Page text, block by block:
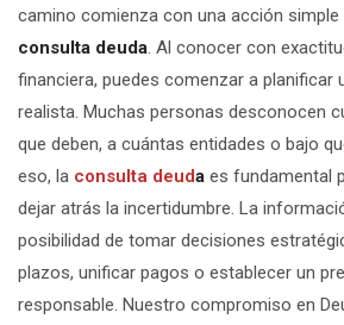
camino comienza con una acción simple
consulta deuda. Al conocer con
financiera, puedes comenzar a planificar
realista. Muchas personas desconocen
que deben, a cuántas entidades o bajo
eso, la consulta deuda es fundamental
dejar atrás la incertidumbre. La
posibilidad de tomar decisiones
plazos, unificar pagos o establecer un
responsable. Nuestro compromiso en